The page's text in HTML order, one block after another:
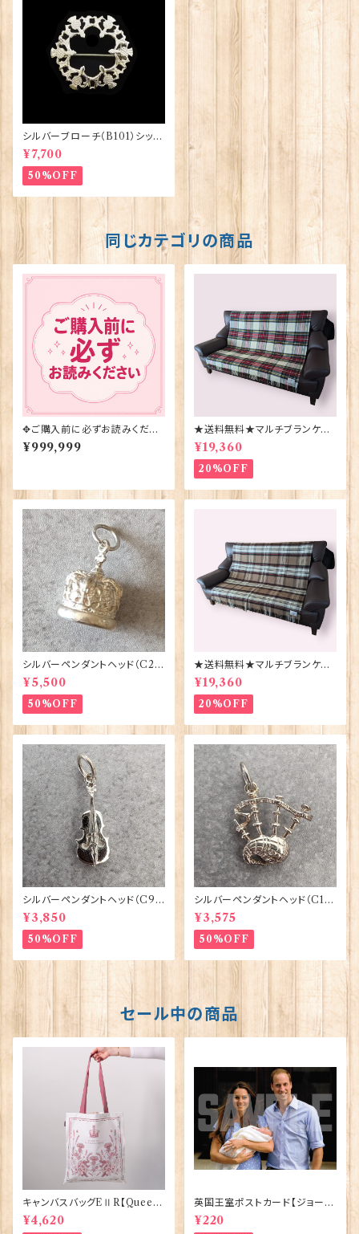
シルバーブローチ（B101）シック
ス・シスル ORTAK 70082
¥7,700
50%OFF
同じカテゴリの商品
✥ご購入前に必ずお読みくださ
い✥
¥999,999
★送料無料★マルチブランケット
【DRESS STEWART】Bronte
by Moon 00185-B
¥19,360
20%OFF
シルバーペンダントヘッド（C29
1）王冠 ORTAK 70165
¥5,500
50%OFF
★送料無料★マルチブランケット
【CAMEL STEWART】Bront
e by Moon 00185-A
¥19,360
20%OFF
シルバーペンダントヘッド（C9
3）バイオリン ORTAK 70160
¥3,850
50%OFF
シルバーペンダントヘッド（C1
9）バグパイプ ORTAK 70158
¥3,575
50%OFF
セール中の商品
キャンバスバッグEⅡR【Queen
ElizabethⅡ Commemorativ
e】Victoria Eggs 90332
¥4,620
英国王室ポストカード【ジョージ
王子ご誕生】Pageantry Post
card 90183-JEF100
¥220